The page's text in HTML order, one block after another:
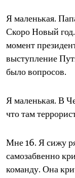
Я маленькая.
Скоро Новый
момент
выступление
было вопросов.
Я маленькая. В
что там
Мне 16. Я сижу
самозабвенно
команду. Она